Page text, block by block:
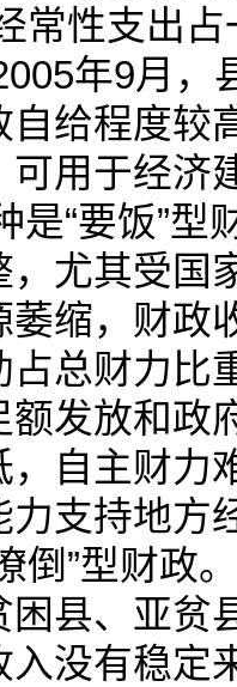
常性支出
年9月，
自给程度较
可用于经济
要饭”型
尤其受国
萎缩，财政
占总财力比
额发放和政
，自主财力
力支持地
倒”型财政
县、亚贫
入没有稳定